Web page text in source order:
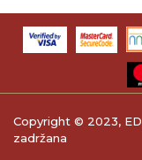
Copyright © 2023,
zadržana